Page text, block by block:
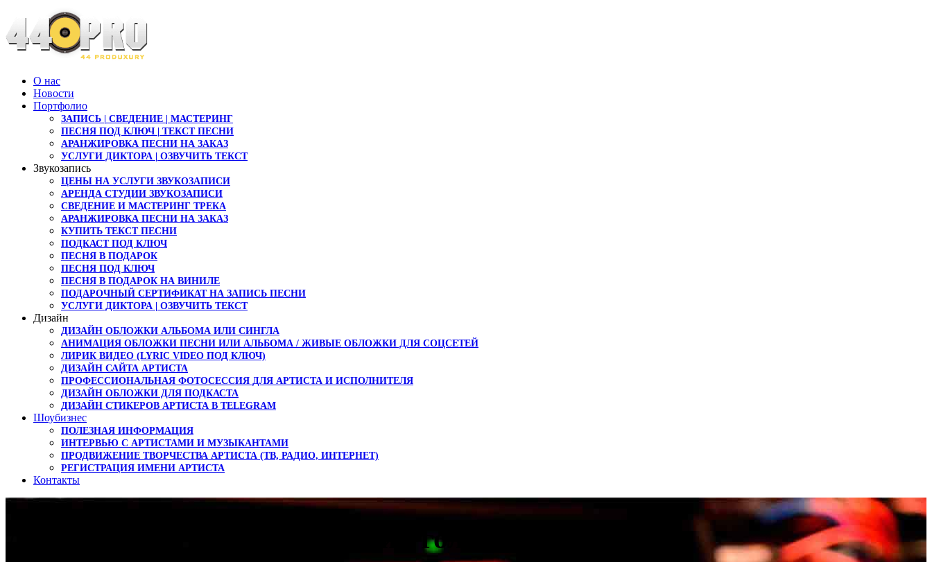
О нас
Новости
Портфолио
ЗАПИСЬ | СВЕДЕНИЕ | МАСТЕРИНГ
ПЕСНЯ ПОД КЛЮЧ | ТЕКСТ ПЕСНИ
АРАНЖИРОВКА ПЕСНИ НА ЗАКАЗ
УСЛУГИ ДИКТОРА | ОЗВУЧИТЬ ТЕКСТ
Звукозапись
ЦЕНЫ НА УСЛУГИ ЗВУКОЗАПИСИ
АРЕНДА СТУДИИ ЗВУКОЗАПИСИ
СВЕДЕНИЕ И МАСТЕРИНГ ТРЕКА
АРАНЖИРОВКА ПЕСНИ НА ЗАКАЗ
КУПИТЬ ТЕКСТ ПЕСНИ
ПОДКАСТ ПОД КЛЮЧ
ПЕСНЯ В ПОДАРОК
ПЕСНЯ ПОД КЛЮЧ
ПЕСНЯ В ПОДАРОК НА ВИНИЛЕ
ПОДАРОЧНЫЙ СЕРТИФИКАТ НА ЗАПИСЬ ПЕСНИ
УСЛУГИ ДИКТОРА | ОЗВУЧИТЬ ТЕКСТ
Дизайн
ДИЗАЙН ОБЛОЖКИ АЛЬБОМА ИЛИ СИНГЛА
АНИМАЦИЯ ОБЛОЖКИ ПЕСНИ ИЛИ АЛЬБОМА / ЖИВЫЕ ОБЛОЖКИ ДЛЯ СОЦСЕТЕЙ
ЛИРИК ВИДЕО (LYRIC VIDEO ПОД КЛЮЧ)
ДИЗАЙН САЙТА АРТИСТА
ПРОФЕССИОНАЛЬНАЯ ФОТОСЕССИЯ ДЛЯ АРТИСТА И ИСПОЛНИТЕЛЯ
ДИЗАЙН ОБЛОЖКИ ДЛЯ ПОДКАСТА
ДИЗАЙН СТИКЕРОВ АРТИСТА В TELEGRAM
Шоубизнес
ПОЛЕЗНАЯ ИНФОРМАЦИЯ
ИНТЕРВЬЮ С АРТИСТАМИ И МУЗЫКАНТАМИ
ПРОДВИЖЕНИЕ ТВОРЧЕСТВА АРТИСТА (ТВ, РАДИО, ИНТЕРНЕТ)
РЕГИСТРАЦИЯ ИМЕНИ АРТИСТА
Контакты
Диктор Анна Райз — Женский голос